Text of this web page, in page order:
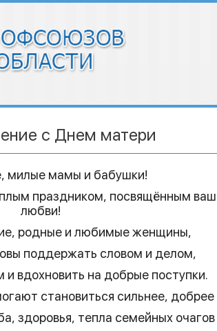
с Днем матери
милые мамы и бабушки!
праздником, посвящённым
любви!
родные и любимые женщины,
поддержать словом и делом,
и вдохновить на добрые поступки.
становиться сильнее, добрее
здоровья, тепла семейных очагов